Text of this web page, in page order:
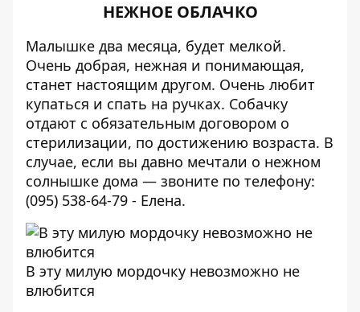
НЕЖНОЕ ОБЛАЧКО
Малышке два месяца, будет мелкой.
Очень добрая, нежная и понимающая,
станет настоящим другом. Очень любит
купаться и спать на ручках. Собачку
отдают с обязательным договором о
стерилизации, по достижению возраста. В
случае, если вы давно мечтали о нежном
солнышке дома — звоните по телефону:
(095) 538-64-79 - Елена.
В эту милую мордочку невозможно не
влюбится